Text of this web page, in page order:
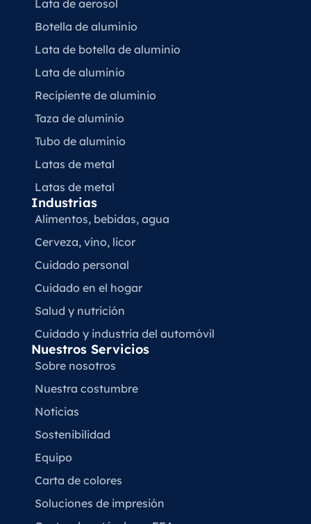
Lata de aerosol
Botella de aluminio
Lata de botella de aluminio
Lata de aluminio
Recipiente de aluminio
Taza de aluminio
Tubo de aluminio
Latas de metal
Latas de metal
Industrias
Alimentos, bebidas, agua
Cerveza, vino, licor
Cuidado personal
Cuidado en el hogar
Salud y nutrición
Cuidado y industria del automóvil
Nuestros Servicios
Sobre nosotros
Nuestra costumbre
Noticias
Sostenibilidad
Equipo
Carta de colores
Soluciones de impresión